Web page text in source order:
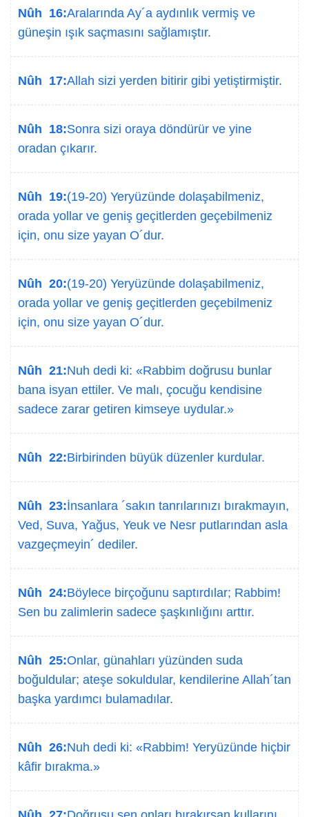
Nûh 16:Aralarında Ay´a aydınlık vermiş ve
güneşin ışık saçmasını sağlamıştır.
Nûh 17:Allah sizi yerden bitirir gibi yetiştirmiştir.
Nûh 18:Sonra sizi oraya döndürür ve yine
oradan çıkarır.
Nûh 19:(19-20) Yeryüzünde dolaşabilmeniz,
orada yollar ve geniş geçitlerden geçebilmeniz
için, onu size yayan O´dur.
Nûh 20:(19-20) Yeryüzünde dolaşabilmeniz,
orada yollar ve geniş geçitlerden geçebilmeniz
için, onu size yayan O´dur.
Nûh 21:Nuh dedi ki: «Rabbim doğrusu bunlar
bana isyan ettiler. Ve malı, çocuğu kendisine
sadece zarar getiren kimseye uydular.»
Nûh 22:Birbirinden büyük düzenler kurdular.
Nûh 23:İnsanlara ´sakın tanrılarınızı bırakmayın,
Ved, Suva, Yağus, Yeuk ve Nesr putlarından asla
vazgeçmeyin´ dediler.
Nûh 24:Böylece birçoğunu saptırdılar; Rabbim!
Sen bu zalimlerin sadece şaşkınlığını arttır.
Nûh 25:Onlar, günahları yüzünden suda
boğuldular; ateşe sokuldular, kendilerine Allah´tan
başka yardımcı bulamadılar.
Nûh 26:Nuh dedi ki: «Rabbim! Yeryüzünde hiçbir
kâfir bırakma.»